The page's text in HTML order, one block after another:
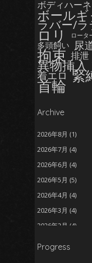
ボディハー
ボール
ラバー/ラ
ロリ ロータ
多頭飼い 尿
拘束 排泄
異物挿入
着エロ 緊
首輪
Archive
2026年8月 (1)
2026年7月 (4)
2026年6月 (4)
2026年5月 (5)
2026年4月 (4)
2026年3月 (4)
2026年2月 (4)
Progress